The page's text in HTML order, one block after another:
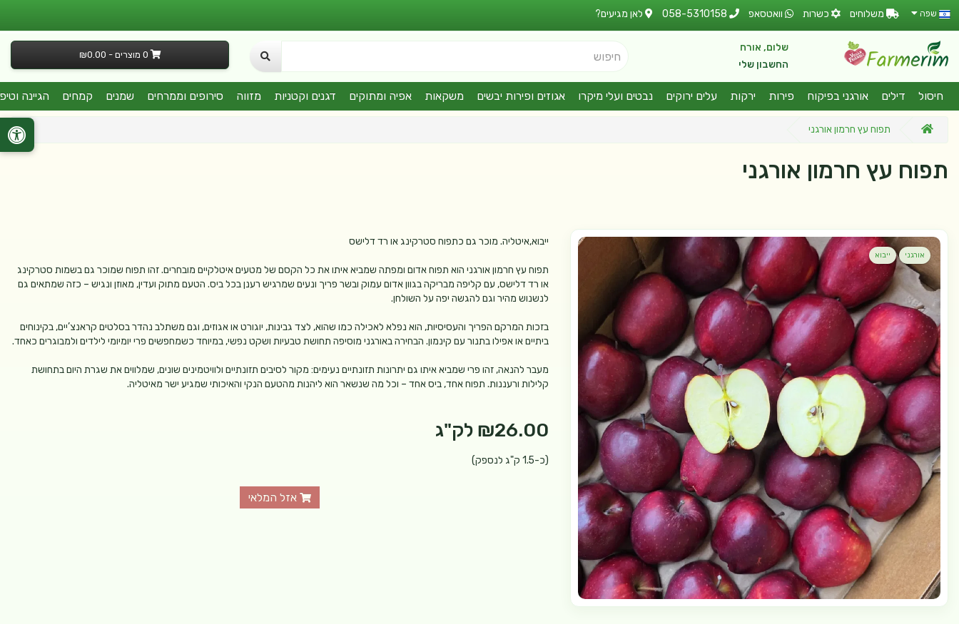
שפה משלוחים כשרות וואטסאפ 058-5310158 לאן מגיעים?
שלום, אורח
החשבון שלי
חיפוש
0 מוצרים - ₪0.00
חיסול דילים אורגני בפיקוח פירות ירקות עלים ירוקים נבטים ועלי מיקרו אגוזים ופירות יבשים משקאות אפיה ומתוקים דגנים וקטניות מזווה סירופים וממרחים שמנים קמחים הגיינה
תפוח עץ חרמון אורגני
תפוח עץ חרמון אורגני
אורגני ייבוא
ייבוא,איטליה. מוכר גם כתפוח סטרקינג או רד דלישס
תפוח עץ חרמון אורגני הוא תפוח אדום ומפתה שמביא איתו את כל הקסם של מטעים איטלקיים מובחרים. זהו תפוח שמוכר גם בשמות סטרקינג
או רד דלישס, עם קליפה מבריקה בגוון אדום עמוק ובשר פריך ונעים שמרגיש רענן בכל ביס. הטעם מתוק ועדין, מאוזן ונגיש – כזה שמתאים גם
לנשנוש מהיר וגם להגשה יפה על השולחן.
בזכות המרקם הפריך והעסיסיות, הוא נפלא לאכילה כמו שהוא, לצד גבינות, יוגורט או אגוזים, וגם משתלב נהדר בסלטים קראנצ’יים, בקינוחים
ביתיים או אפילו בתנור עם קינמון. הבחירה באורגני מוסיפה תחושת טבעיות ושקט נפשי, במיוחד כשמחפשים פרי יומיומי לילדים ולמבוגרים כאחד.
מעבר להנאה, זהו פרי שמביא איתו גם יתרונות תזונתיים נעימים: מקור לסיבים תזונתיים ולוויטמינים שונים, שמלווים את שגרת היום בתחושת
קלילות ורעננות. תפוח אחד, ביס אחד – וכל מה שנשאר הוא ליהנות מהטעם הנקי והאיכותי שמגיע ישר מאיטליה.
₪26.00 לק"ג
(כ-1.5 ק"ג לנספק)
אזל המלאי